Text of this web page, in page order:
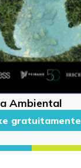
Ambiental
gratuitamente